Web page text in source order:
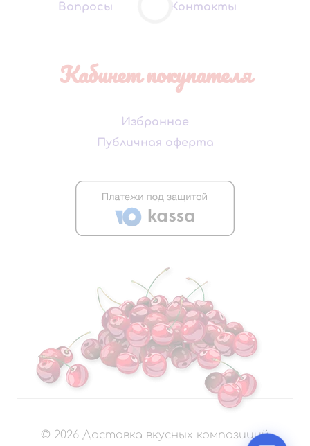
Вопросы
Контакты
Кабинет покупателя
Избранное
Публичная оферта
© 2026 Доставка вкусных композиций